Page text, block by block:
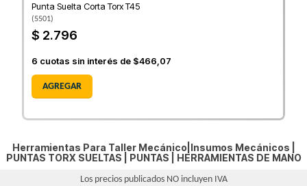
Punta Suelta Corta Torx T45
(5501)
$ 2.796
6 cuotas sin interés de $466,07
AGREGAR
Herramientas Para Taller Mecánico|Insumos Mecánicos |
PUNTAS TORX SUELTAS
PUNTAS HERRAMIENTAS DE MANO
Los precios publicados NO incluyen IVA